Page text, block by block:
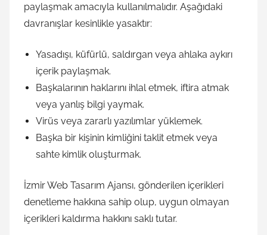
paylaşmak amacıyla kullanılmalıdır. Aşağıdaki
davranışlar kesinlikle yasaktır:
Yasadışı, küfürlü, saldırgan veya ahlaka aykırı
içerik paylaşmak.
Başkalarının haklarını ihlal etmek, iftira atmak
veya yanlış bilgi yaymak.
Virüs veya zararlı yazılımlar yüklemek.
Başka bir kişinin kimliğini taklit etmek veya
sahte kimlik oluşturmak.
İzmir Web Tasarım Ajansı, gönderilen içerikleri
denetleme hakkına sahip olup, uygun olmayan
içerikleri kaldırma hakkını saklı tutar.